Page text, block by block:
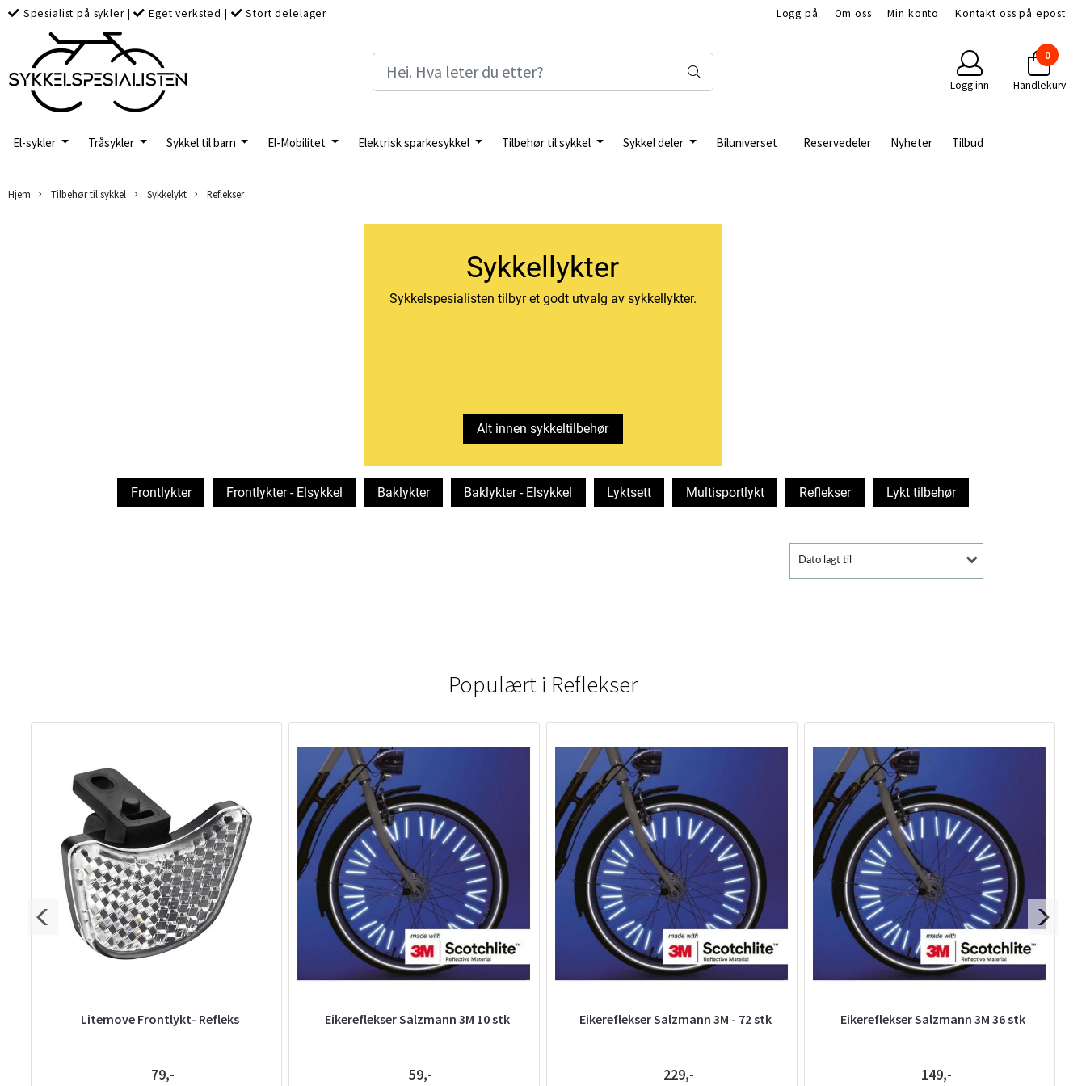
Spesialist på sykler| Eget verksted | Stort delelager Logg på Om oss Min konto Kontakt oss på epost
Logg inn
0
Handlekurv
El-sykler Tråsykler Sykkel til barn El-Mobilitet Elektrisk sparkesykkel Tilbehør til sykkel Sykkel deler Biluniverset Reservedeler Nyheter Tilbud
Hjem Tilbehør til sykkel Sykkelykt Reflekser
Sykkellykter
Sykkelspesialisten tilbyr et godt utvalg av sykkellykter.
Alt innen sykkeltilbehør
Frontlykter Frontlykter - Elsykkel Baklykter Baklykter - Elsykkel Lyktsett Multisportlykt Reflekser Lykt tilbehør
Dato lagt til
Populært i Reflekser
Litemove Frontlykt- Refleks
79,-
Eikereflekser Salzmann 3M 10 stk
59,-
Eikereflekser Salzmann 3M - 72 stk
229,-
Eikereflekser Salzmann 3M 36 stk
149,-